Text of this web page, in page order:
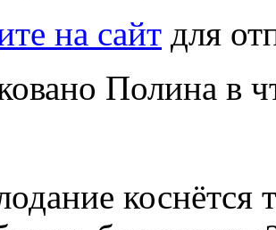
на сайт для
Полина в
коснётся